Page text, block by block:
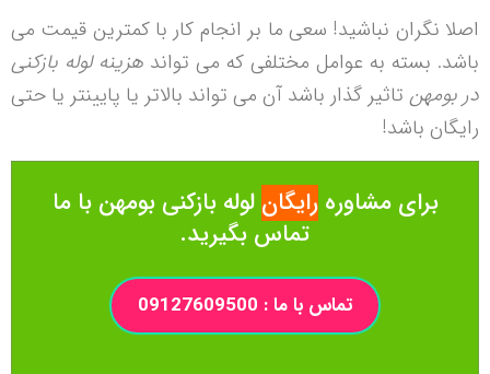
اصلا نگران نباشید! سعی ما بر انجام کار با کمترین قیمت می
باشد. بسته به عوامل مختلفی که می تواند هزینه لوله بازکنی
در بومهن تاثیر گذار باشد آن می تواند بالاتر یا پایینتر یا حتی
رایگان باشد!
برای مشاورهرایگان لوله بازکنی بومهن با ما
تماس بگیرید.
تماس با ما : 09127609500